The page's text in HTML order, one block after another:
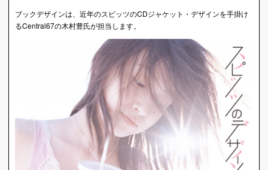
ブックデザインは、近年のスピッツのCDジャケット・デザインを手掛け
るCentral67の木村豊氏が担当します。